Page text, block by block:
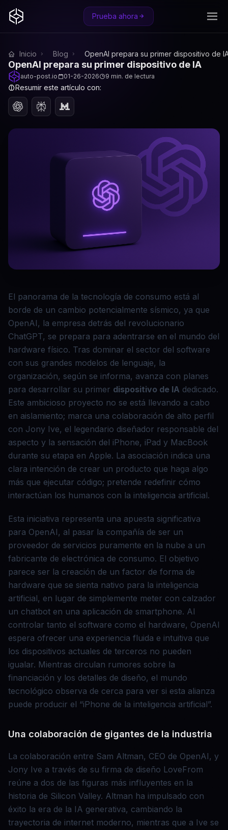
Prueba ahora
Inicio Blog OpenAI prepara su primer dispositivo de
OpenAI prepara su primer dispositivo de IA
auto-post.io 01-26-2026 9 min. de lectura
Resumir este artículo con:
El panorama de la tecnología de consumo está al
borde de un cambio potencialmente sísmico, ya que
OpenAI, la empresa detrás del revolucionario
ChatGPT, se prepara para adentrarse en el mundo del
hardware físico. Tras dominar el sector del software
con sus grandes modelos de lenguaje, la
organización, según se informa, avanza con planes
para desarrollar su primer dispositivo de IA dedicado.
Este ambicioso proyecto no se está llevando a cabo
en aislamiento; marca una colaboración de alto perfil
con Jony Ive, el legendario diseñador responsable del
aspecto y la sensación del iPhone, iPad y MacBook
durante su etapa en Apple. La asociación indica una
clara intención de crear un producto que haga algo
más que ejecutar código; pretende redefinir cómo
interactúan los humanos con la inteligencia artificial.
Esta iniciativa representa una apuesta significativa
para OpenAI, al pasar la compañía de ser un
proveedor de servicios puramente en la nube a un
fabricante de electrónica de consumo. El objetivo
parece ser la creación de un factor de forma de
hardware que se sienta nativo para la inteligencia
artificial, en lugar de simplemente meter con calzador
un chatbot en una aplicación de smartphone. Al
controlar tanto el software como el hardware, OpenAI
espera ofrecer una experiencia fluida e intuitiva que
los dispositivos actuales de terceros no pueden
igualar. Mientras circulan rumores sobre la
financiación y los detalles de diseño, el mundo
tecnológico observa de cerca para ver si esta alianza
puede producir el “iPhone de la inteligencia artificial”.
Una colaboración de gigantes de la industria
La colaboración entre Sam Altman, CEO de OpenAI, y
Jony Ive a través de su firma de diseño LoveFrom
reúne a dos de las figuras más influyentes en la
historia de Silicon Valley. Altman ha impulsado con
éxito la era de la IA generativa, cambiando la
trayectoria de internet moderno, mientras que a Ive se